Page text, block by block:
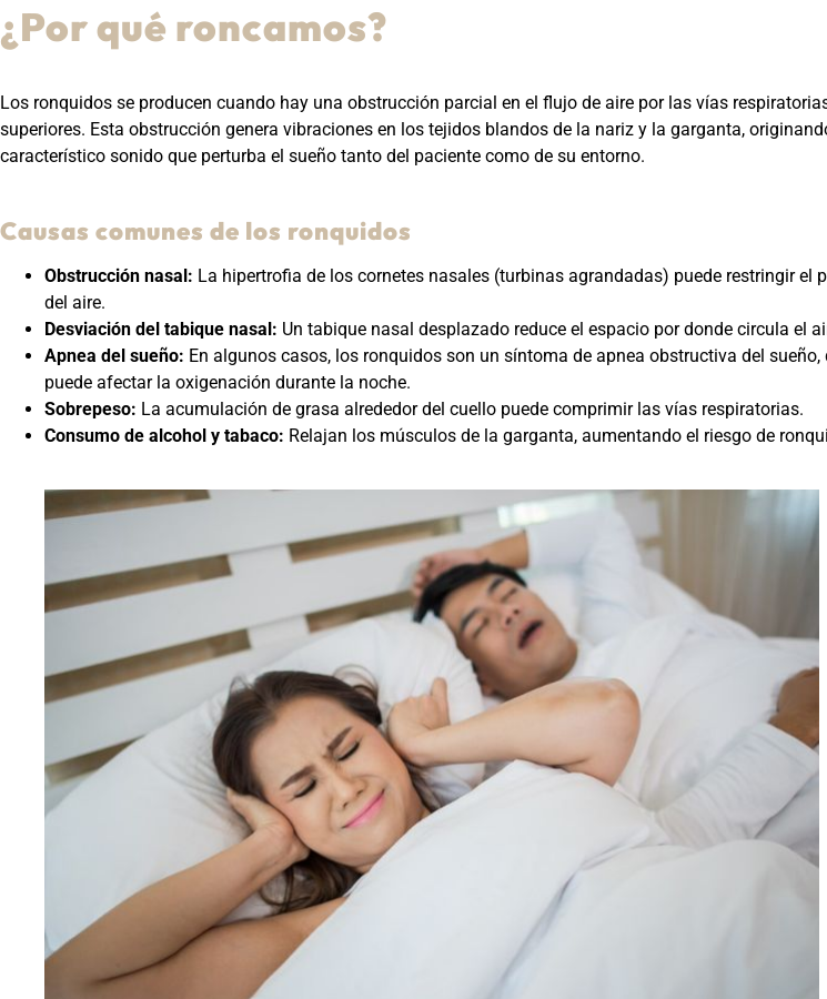
¿Por qué roncamos?
Los ronquidos se producen cuando hay una obstrucción parcial en el flujo de aire por las vías
superiores. Esta obstrucción genera vibraciones en los tejidos blandos de la nariz y la garganta,
característico sonido que perturba el sueño tanto del paciente como de su entorno.
Causas comunes de los ronquidos
Obstrucción nasal: La hipertrofia de los cornetes nasales (turbinas agrandadas) puede restringir el
del aire.
Desviación del tabique nasal: Un tabique nasal desplazado reduce el espacio por donde circula el
Apnea del sueño: En algunos casos, los ronquidos son un síntoma de apnea obstructiva del sueño,
puede afectar la oxigenación durante la noche.
Sobrepeso: La acumulación de grasa alrededor del cuello puede comprimir las vías respiratorias.
Consumo de alcohol y tabaco: Relajan los músculos de la garganta, aumentando el riesgo de